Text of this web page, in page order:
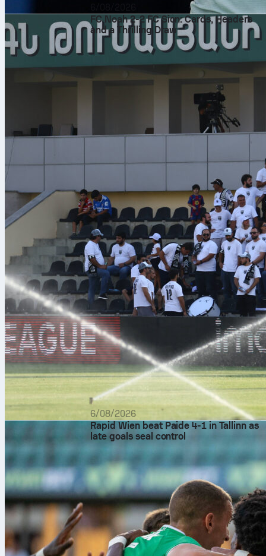
FC Noah 2-2 FC Sion: Cards, Headers
and a Thrilling Draw
6/08/2026
Rapid Wien beat Paide 4-1 in Tallinn as
late goals seal control